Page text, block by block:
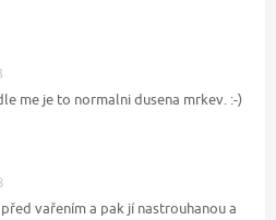
me je to normalni dusena mrkev. :-)
před vařením a pak jí nastrouhanou a